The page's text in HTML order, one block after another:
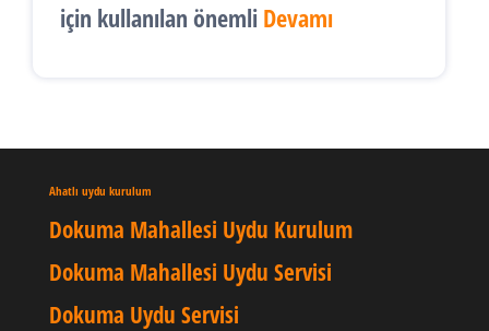
için kullanılan önemli Devamı
Ahatlı uydu kurulum
Dokuma Mahallesi Uydu Kurulum
Dokuma Mahallesi Uydu Servisi
Dokuma Uydu Servisi